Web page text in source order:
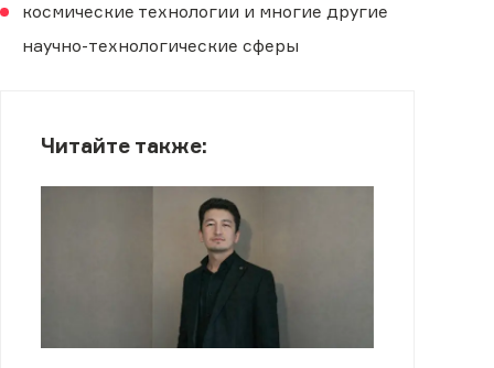
космические технологии и многие другие
научно-технологические сферы
Читайте также: